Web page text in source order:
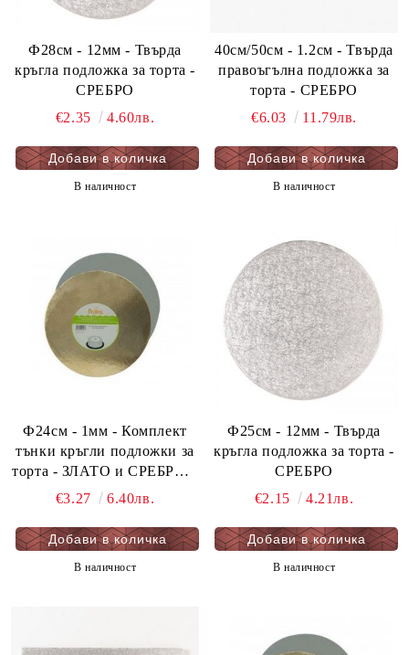
Ф28см - 12мм - Твърда
кръгла подложка за торта -
СРЕБРО
€2.35
4.60лв.
В наличност
40см/50см - 1.2см - Твърда
правоъгълна подложка за
торта - СРЕБРО
€6.03
11.79лв.
В наличност
Ф24см - 1мм - Комплект
тънки кръгли подложки за
торта - ЗЛАТО и СРЕБРО 5
бр. опаковка
€3.27 6.40лв.
В наличност
Ф25см - 12мм - Твърда
кръгла подложка за торта -
СРЕБРО
€2.15
4.21лв.
В наличност